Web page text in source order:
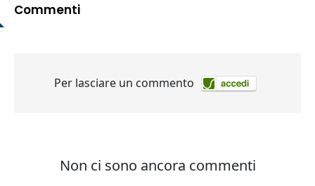
Commenti